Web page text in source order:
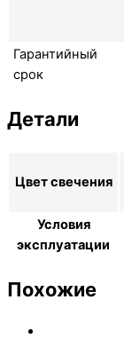
Гарантийный
срок
Детали
Цвет свечения
Условия
эксплуатации
Похожие